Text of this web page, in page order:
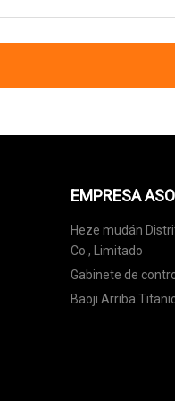
EMPRESA
Heze mudán
Co., Limitado
Gabinete de
Baoji Arriba